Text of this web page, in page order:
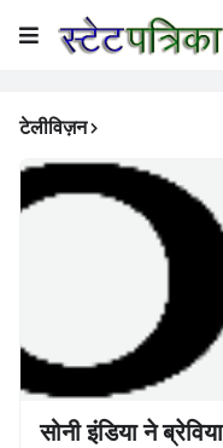
टेलीविज़न
सोनी इंडिया ने